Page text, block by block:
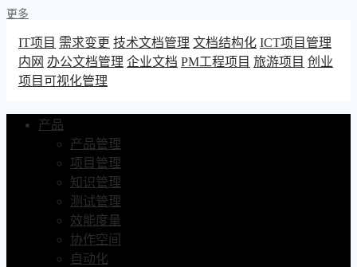
更多
IT项目 需求变更 技术文档管理 文档结构化 ICT项目管理
内网 办公文档管理 企业文档 PM工程项目 旅游项目 创业
项目可视化管理
产品
产品管理
项目管理
知识管理
测试管理
效能度量
协作空间
自动化